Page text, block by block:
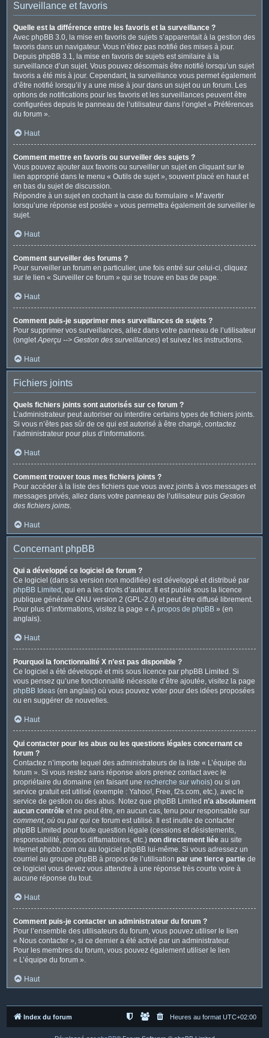
Surveillance et favoris
Quelle est la différence entre les favoris et la surveillance ?
Avec phpBB 3.0, la mise en favoris de sujets s’apparentait à la gestion des
favoris dans un navigateur. Vous n’étiez pas notifié des mises à jour.
Depuis phpBB 3.1, la mise en favoris de sujets est similaire à la
surveillance d’un sujet. Vous pouvez désormais être notifié lorsqu’un sujet
favoris a été mis à jour. Cependant, la surveillance vous permet également
d’être notifié lorsqu’il y a une mise à jour dans un sujet ou un forum. Les
options de notifications pour les favoris et les surveillances peuvent être
configurées depuis le panneau de l’utilisateur dans l’onglet « Préférences
du forum ».
Haut
Comment mettre en favoris ou surveiller des sujets ?
Vous pouvez ajouter aux favoris ou surveiller un sujet en cliquant sur le
lien approprié dans le menu « Outils de sujet », souvent placé en haut et
en bas du sujet de discussion.
Répondre à un sujet en cochant la case du formulaire « M’avertir
lorsqu’une réponse est postée » vous permettra également de surveiller le
sujet.
Haut
Comment surveiller des forums ?
Pour surveiller un forum en particulier, une fois entré sur celui-ci, cliquez
sur le lien « Surveiller ce forum » qui se trouve en bas de page.
Haut
Comment puis-je supprimer mes surveillances de sujets ?
Pour supprimer vos surveillances, allez dans votre panneau de l’utilisateur
(ongletAperçu --> Gestion des surveillances) et suivez les instructions.
Haut
Fichiers joints
Quels fichiers joints sont autorisés sur ce forum ?
L’administrateur peut autoriser ou interdire certains types de fichiers joints.
Si vous n’êtes pas sûr de ce qui est autorisé à être chargé, contactez
l’administrateur pour plus d’informations.
Haut
Comment trouver tous mes fichiers joints ?
Pour accéder à la liste des fichiers que vous avez joints à vos messages et
messages privés, allez dans votre panneau de l’utilisateur puis Gestion
des fichiers joints.
Haut
Concernant phpBB
Qui a développé ce logiciel de forum ?
Ce logiciel (dans sa version non modifiée) est développé et distribué par
phpBB Limited , qui en a les droits d’auteur. Il est publié sous la licence
publique générale GNU version 2 (GPL-2.0) et peut être diffusé librement.
Pour plus d’informations, visitez la page « À propos de phpBB » (en
anglais).
Haut
Pourquoi la fonctionnalité X n’est pas disponible ?
Ce logiciel a été développé et mis sous licence par phpBB Limited. Si
vous pensez qu’une fonctionnalité nécessite d’être ajoutée, visitez la page
phpBB Ideas (en anglais) où vous pouvez voter pour des idées proposées
ou en suggérer de nouvelles.
Haut
Qui contacter pour les abus ou les questions légales concernant ce
forum ?
Contactez n’importe lequel des administrateurs de la liste « L’équipe du
forum ». Si vous restez sans réponse alors prenez contact avec le
propriétaire du domaine (en faisant une recherche sur whois) ou si un
service gratuit est utilisé (exemple : Yahoo!, Free, f2s.com, etc.), avec le
service de gestion ou des abus. Notez que phpBB Limited n’a absolument
aucun contrôle et ne peut être, en aucun cas, tenu pour responsable sur
comment, où ou par qui ce forum est utilisé. Il est inutile de contacter
phpBB Limited pour toute question légale (cessions et désistements,
responsabilité, propos diffamatoires, etc.) non directement liée au site
Internet phpbb.com ou au logiciel phpBB lui-même. Si vous adressez un
courriel au groupe phpBB à propos de l’utilisation par une tierce partie de
ce logiciel vous devez vous attendre à une réponse très courte voire à
aucune réponse du tout.
Haut
Comment puis-je contacter un administrateur du forum ?
Pour l’ensemble des utilisateurs du forum, vous pouvez utiliser le lien
« Nous contacter », si ce dernier a été activé par un administrateur.
Pour les membres du forum, vous pouvez également utiliser le lien
« L’équipe du forum ».
Haut
Index du forum Heures au format UTC+02:00